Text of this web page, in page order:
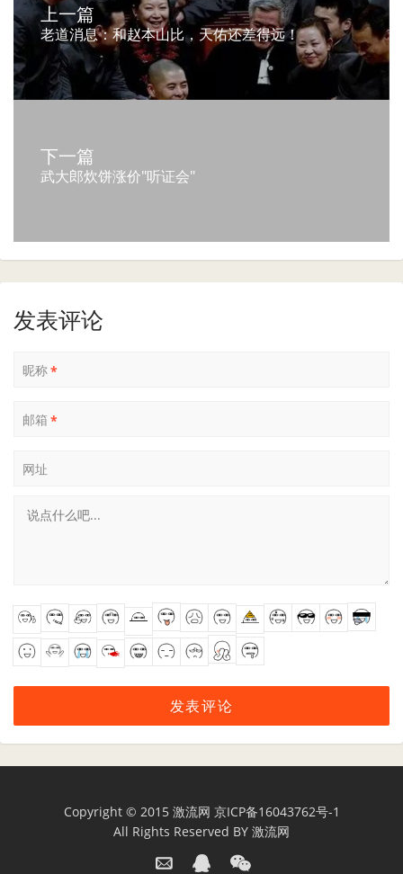
上一篇
老道消息：和赵本山比，天佑还差得远！
下一篇
武大郎炊饼涨价"听证会"
发表评论
昵称*
邮箱 *
网址
Copyright © 2015 激流网 京ICP备16043762号-1
All Rights Reserved BY 激流网